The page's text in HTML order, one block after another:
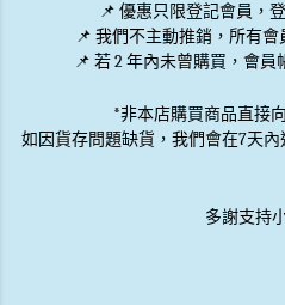
📌 優惠只限登記會員 ，
📌 我們不主動推銷 ，所有會
📌 若 2 年內未曾購買，會員
*非本店購買商品直接
如因貨存問題缺貨，我們會在7天
多謝支持